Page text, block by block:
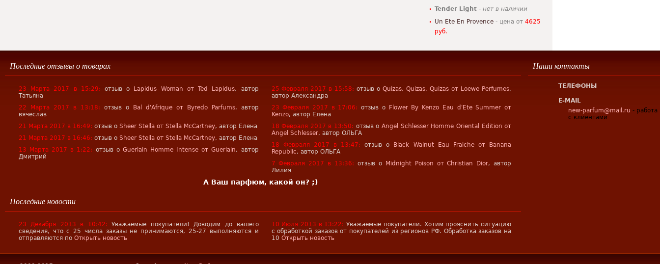
Tender Light - нет в наличии
Un Ete En Provence - цена от 4625
руб.
Наши контакты
ТЕЛЕФОНЫ
E-MAIL
new-parfum@mail.ru - работа
с клиентами
Последние отзывы о товарах
23 Марта 2017 в 15:29: отзыв о Lapidus Woman от Ted Lapidus, автор
Татьяна
22 Марта 2017 в 13:18: отзыв о Bal d'Afrique от Byredo Parfums, автор
вячеслав
21 Марта 2017 в 16:49: отзыв о Sheer Stella от Stella McCartney, автор Елена
21 Марта 2017 в 16:46: отзыв о Sheer Stella от Stella McCartney, автор Елена
13 Марта 2017 в 1:22: отзыв о Guerlain Homme Intense от Guerlain, автор
Дмитрий
25 Февраля 2017 в 15:58: отзыв оQuizas, Quizas, Quizas от Loewe Perfumes,
автор Александра
23 Февраля 2017 в 17:06: отзыв о
Flower By Kenzo Eau d'Ete Summer от
Kenzo, автор Елена
18 Февраля 2017 в 13:50: отзыв о Angel Schlesser Homme Oriental Edition от
Angel Schlesser, автор ОЛЬГА
18 Февраля 2017 в 13:47: отзыв о
Black Walnut Eau Fraiche от Banana
Republic, автор ОЛЬГА
7 Февраля 2017 в 13:36: отзыв о Midnight Poison от Christian Dior, автор
Лилия
А Ваш парфюм, какой он? ;)
Последние новости
23 Декабря 2013 в 10:42: Уважаемые покупатели! Доводим до вашего
сведения, что с 25 числа заказы не принимаются, 25-27 выполняются и
отправляются по Открыть новость
10 Июля 2013 в 13:22: Уважаемые покупатели. Хотим прояснить ситуацию
с обработкой заказов от покупателей из регионов РФ. Обработка заказов на
10 Открыть новость